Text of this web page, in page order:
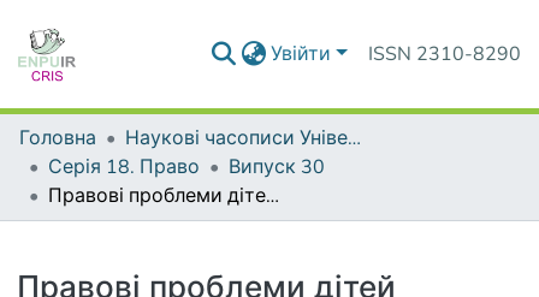
Увійти ISSN 2310-8290
Головна
Наукові часописи Університету
Серія 18. Право
Випуск 30
Правові проблеми дітей України в умовах військової агресії
Правові проблеми дітей